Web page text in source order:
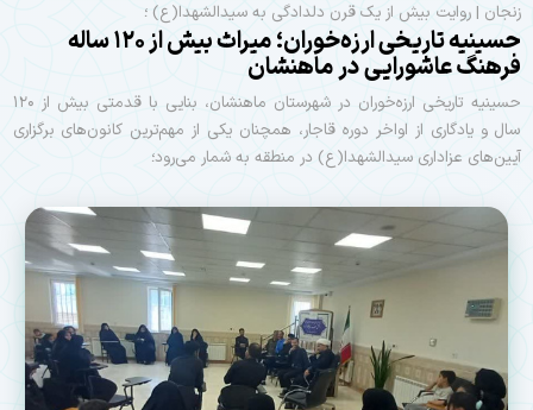
زنجان | روایت بیش از یک قرن دلدادگی به سیدالشهدا(ع) ؛
حسینیه تاریخی ارزه‌خوران؛ میراث بیش از ۱۲۰ ساله
فرهنگ عاشورایی در ماهنشان
حسینیه تاریخی ارزه‌خوران در شهرستان ماهنشان، بنایی با قدمتی بیش از ۱۲۰
سال و یادگاری از اواخر دوره قاجار، همچنان یکی از مهم‌ترین کانون‌های برگزاری
آیین‌های عزاداری سیدالشهدا(ع) در منطقه به شمار می‌رود؛